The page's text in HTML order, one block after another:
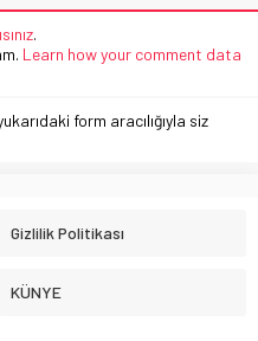
.
Learn how your comment data
form aracılığıyla siz
Gizlilik Politikası
KÜNYE